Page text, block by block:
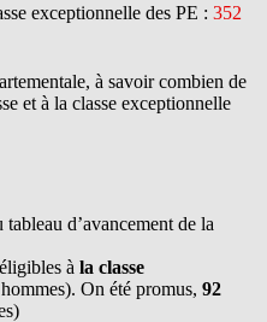
exceptionnelle des PE : 352
à savoir combien de
et à la classe exceptionnelle
d’avancement de la
à la classe
On été promus, 92